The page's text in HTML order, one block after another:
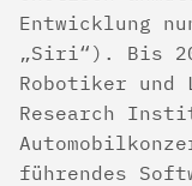
Entwicklung
„Siri“). Bis
Robotiker und
Research
führendes